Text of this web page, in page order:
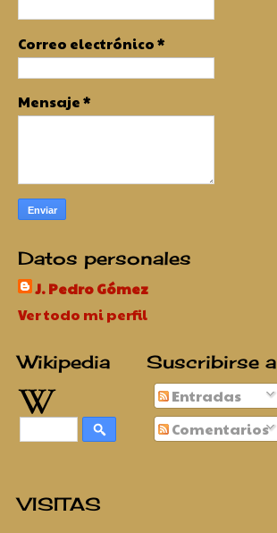
Correo electrónico*
Mensaje*
Datos personales
J. Pedro Gómez
Ver todo mi perfil
Wikipedia Suscribirse a
Entradas
Comentarios
VISITAS